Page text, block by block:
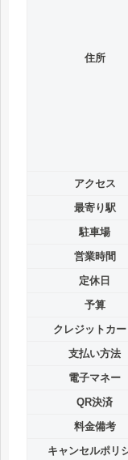
住所
アクセス
最寄り駅
駐車場
営業時間
定休日
予算
クレジットカー
支払い方法
電子マネー
QR決済
料金備考
キャンセルポリ